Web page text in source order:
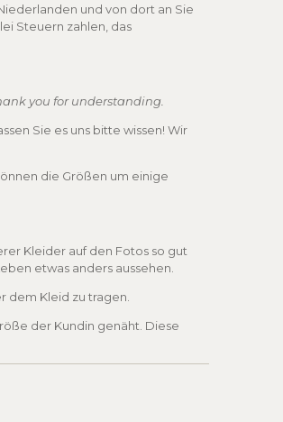
und von dort an Sie
Steuern zahlen, das
you for understanding.
Sie es uns bitte wissen! Wir
die Größen um einige
Kleider auf den Fotos so gut
etwas anders aussehen.
dem Kleid zu tragen.
der Kundin genäht. Diese